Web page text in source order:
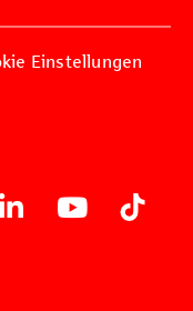
Einstellungen